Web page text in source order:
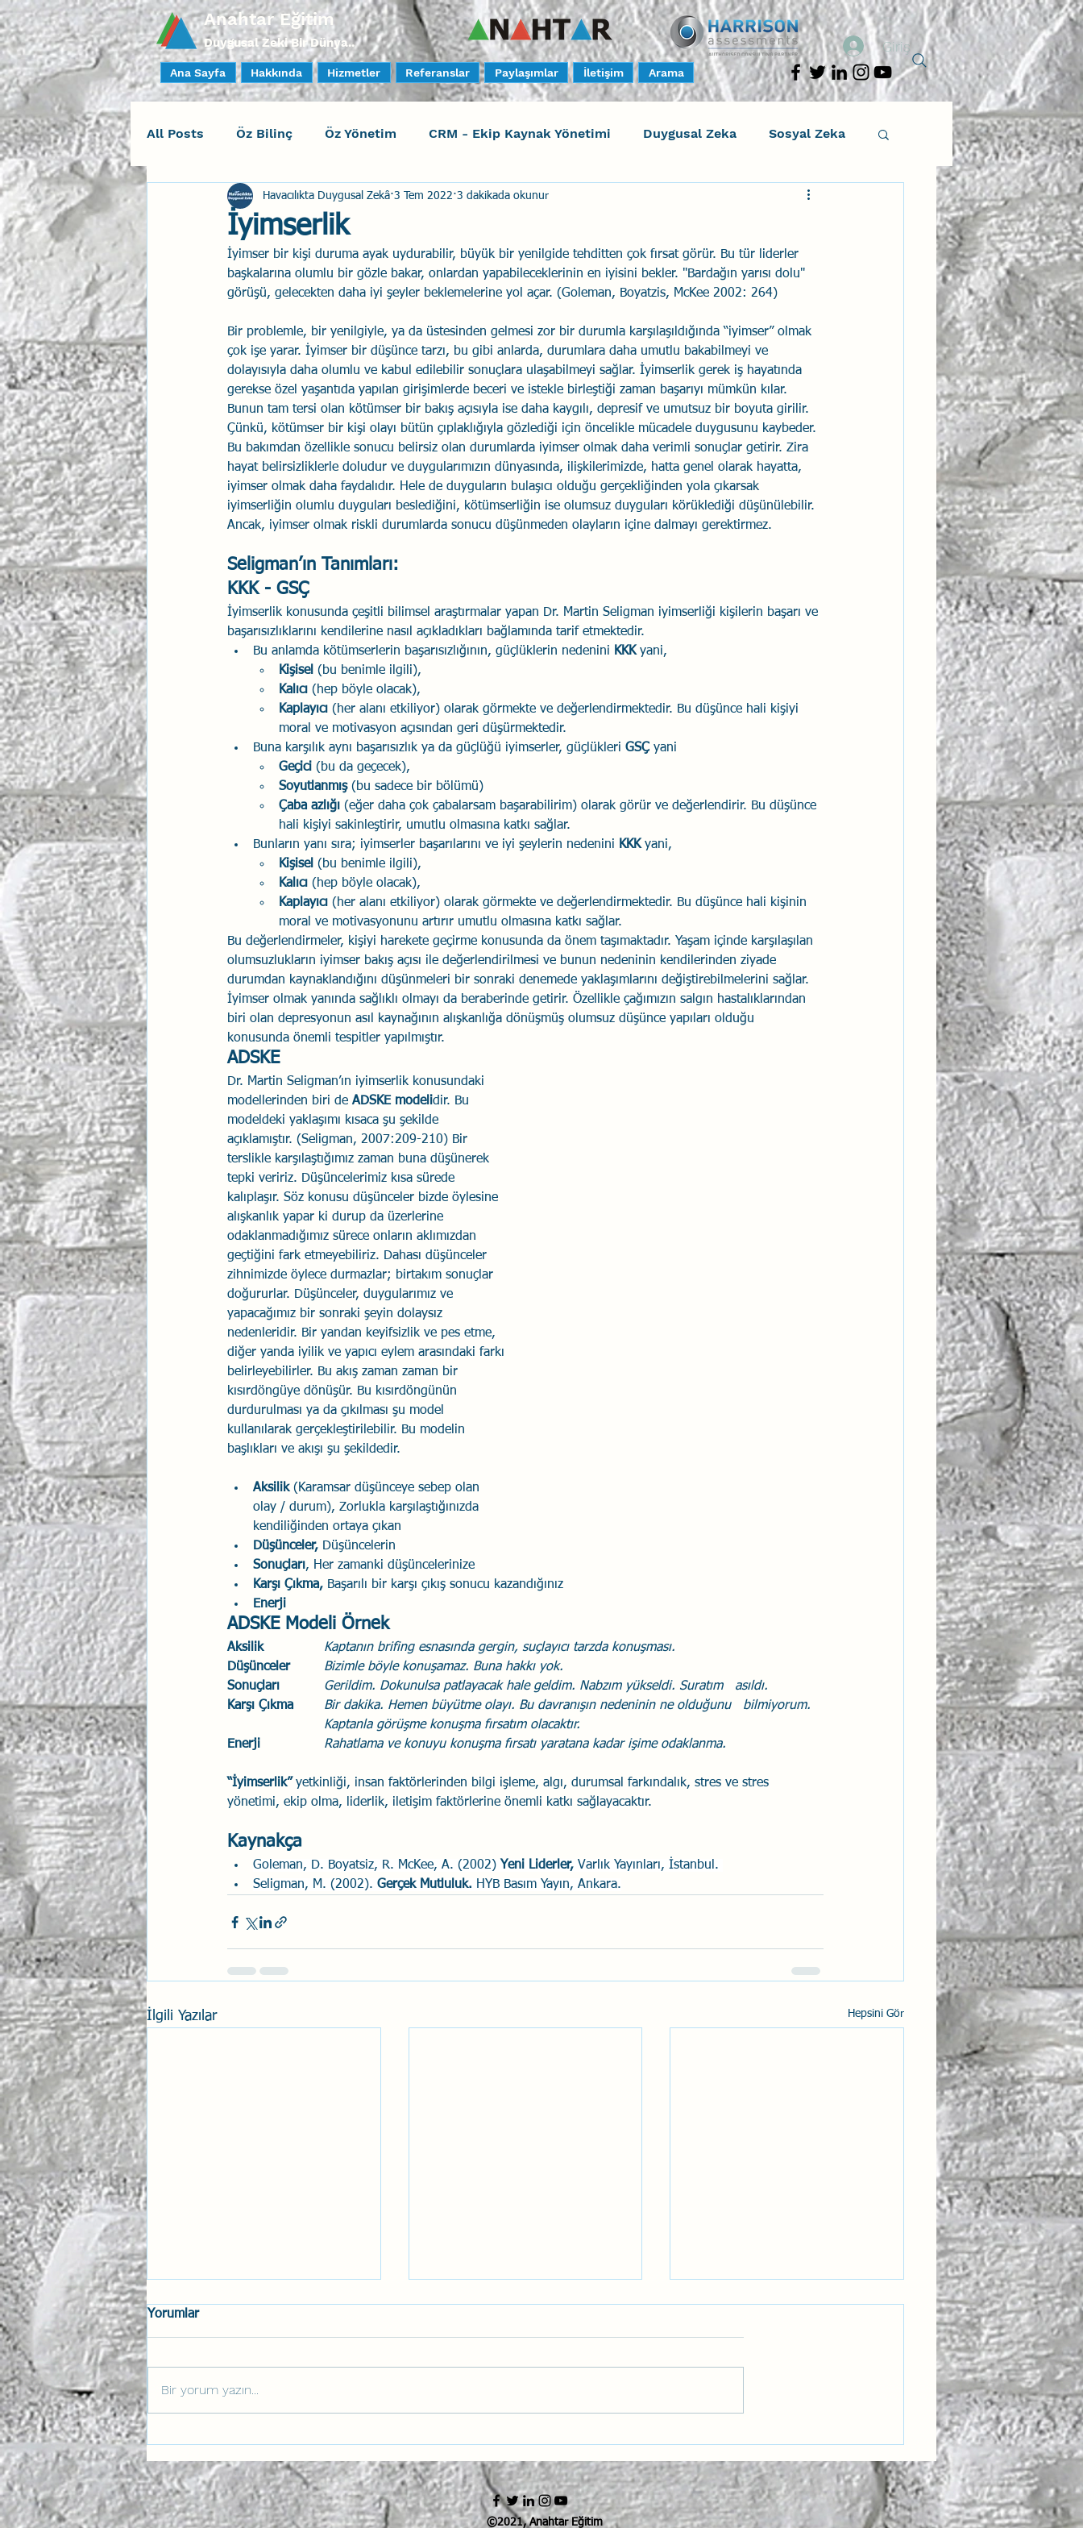
Anahtar Eğitim
Duygusal Zeki Bir Dünya..
Ana Sayfa Hakkında Hizmetler Referanslar Paylaşımlar İletişim Arama
Giriş
All Posts Öz Bilinç Öz Yönetim CRM - Ekip Kaynak Yönetimi Duygusal Zeka Sosyal Zeka
Sosyal Bilinç İlişki Yönetimi Harrison Assessments
Yaratıcı Drama İnsan Faktörleri - Human Factors Güvenli Davranış Yaratıcı Drama
Duygusal Zeka Koçluğu Uçak Kazaları Sosyal Zekâ Eğiticinin Eğitimi Liderlik
İlişki Yönetimi Sun Tzu Savaş Sanatı Wellbeing İlişki Yönetimi Bağlantısal Bütünsellik
Psikolojik Güvenlik Havacılık Eğitimler Duygusal Zekâ Stres Liderlik
İyimserlik
Havacılıkta Duygusal Zekâ 3 Tem 2022 3 dakikada okunur
İyimser bir kişi duruma ayak uydurabilir, büyük bir yenilgide tehditten çok fırsat görür. Bu tür liderler
baş­kalarına olumlu bir gözle bakar, onlardan yapabilecekleri­nin en iyisini bekler. "Bardağın yarısı dolu"
görüşü, gele­cekten daha iyi şeyler beklemelerine yol açar. (Goleman, Boyatzis, McKee 2002: 264)
Bir problemle, bir yenilgiyle, ya da üstesinden gelmesi zor bir durumla karşılaşıldığında “iyimser” olmak
çok işe yarar. İyimser bir düşünce tarzı, bu gibi anlarda, durumlara daha umutlu bakabilmeyi ve
dolayısıyla daha olumlu ve kabul edilebilir sonuçlara ulaşabilmeyi sağlar. İyimserlik gerek iş hayatında
gerekse özel yaşantıda yapılan girişimlerde beceri ve istekle birleştiği zaman başarıyı mümkün kılar.
Bunun tam tersi olan kötümser bir bakış açısıyla ise daha kaygılı, depresif ve umutsuz bir boyuta girilir.
Çünkü, kötümser bir kişi olayı bütün çıplaklığıyla gözlediği için öncelikle mücadele duygusunu kaybeder.
Bu bakımdan özellikle sonucu belirsiz olan durumlarda iyimser olmak daha verimli sonuçlar getirir. Zira
hayat belirsizliklerle doludur ve duygularımızın dünyasında, ilişkilerimizde, hatta genel olarak hayatta,
iyimser olmak daha faydalıdır. Hele de duyguların bulaşıcı olduğu gerçekliğinden yola çıkarsak
iyimserliğin olumlu duyguları beslediğini, kötümserliğin ise olumsuz duyguları körüklediği düşünülebilir.
Ancak, iyimser olmak riskli durumlarda sonucu düşünmeden olayların içine dalmayı gerektirmez.
Seligman’ın Tanımları:
KKK - GSÇ
İyimserlik konusunda çeşitli bilimsel araştırmalar yapan Dr. Martin Seligman iyimserliği kişilerin başarı ve
başarısızlıklarını kendilerine nasıl açıkladıkları bağlamında tarif etmektedir.
Bu anlamda kötümserlerin başarısızlığının, güçlüklerin nedenini KKK yani,
Kişisel (bu benimle ilgili),
Kalıcı (hep böyle olacak),
Kaplayıcı (her alanı etkiliyor) olarak görmekte ve değerlendirmektedir. Bu düşünce hali kişiyi
moral ve motivasyon açısından geri düşürmektedir.
Buna karşılık aynı başarısızlık ya da güçlüğü iyimserler, güçlükleri GSÇ yani
Geçici (bu da geçecek),
Soyutlanmış (bu sadece bir bölümü)
Çaba azlığı (eğer daha çok çabalarsam başarabilirim) olarak görür ve değerlendirir. Bu düşünce
hali kişiyi sakinleştirir, umutlu olmasına katkı sağlar.
Bunların yanı sıra; iyimserler başarılarını ve iyi şeylerin nedenini KKK yani,
Kişisel (bu benimle ilgili),
Kalıcı (hep böyle olacak),
Kaplayıcı (her alanı etkiliyor) olarak görmekte ve değerlendirmektedir. Bu düşünce hali kişinin
moral ve motivasyonunu artırır umutlu olmasına katkı sağlar.
Bu değerlendirmeler, kişiyi harekete geçirme konusunda da önem taşımaktadır. Yaşam içinde karşılaşılan
olumsuzlukların iyimser bakış açısı ile değerlendirilmesi ve bunun nedeninin kendilerinden ziyade
durumdan kaynaklandığını düşünmeleri bir sonraki denemede yaklaşımlarını değiştirebilmelerini sağlar.
İyimser olmak yanında sağlıklı olmayı da beraberinde getirir. Özellikle çağımızın salgın hastalıklarından
biri olan depresyonun asıl kaynağının alışkanlığa dönüşmüş olumsuz düşünce yapıları olduğu
konusunda önemli tespitler yapılmıştır.
ADSKE
Dr. Martin Seligman’ın iyimserlik konusundaki
modellerinden biri de ADSKE modelidir. Bu
modeldeki yaklaşımı kısaca şu şekilde
açıklamıştır. (Seligman, 2007:209-210) Bir
terslikle karşılaştığımız zaman buna düşünerek
tepki veririz. Düşüncelerimiz kısa sürede
kalıplaşır. Söz konusu düşünceler bizde öylesine
alışkanlık yapar ki durup da üzerlerine
odaklanmadığımız sürece onların aklımızdan
geçtiğini fark etmeyebiliriz. Dahası düşünceler
zihnimizde öylece durmazlar; birtakım sonuçlar
doğururlar. Düşünceler, duygularımız ve
yapacağımız bir sonraki şeyin dolaysız
nedenleridir. Bir yandan keyifsizlik ve pes etme,
diğer yanda iyilik ve yapıcı eylem arasındaki farkı
belirleyebilirler. Bu akış zaman zaman bir
kısırdöngüye dönüşür. Bu kısırdöngünün
durdurulması ya da çıkılması şu model
kullanılarak gerçekleştirilebilir. Bu modelin
başlıkları ve akışı şu şekildedir.
Aksilik (Karamsar düşünceye sebep olan
olay / durum), Zorlukla karşılaştığınızda
kendiliğinden ortaya çıkan
Düşünceler, Düşüncelerin
Sonuçları, Her zamanki düşüncelerinize
Karşı Çıkma, Başarılı bir karşı çıkış sonucu kazandığınız
Enerji
ADSKE Modeli Örnek
Aksilik
Kaptanın brifing esnasında gergin, suçlayıcı tarzda konuşması.
Düşünceler
Bizimle böyle konuşamaz. Buna hakkı yok.
Sonuçları
Gerildim. Dokunulsa patlayacak hale geldim. Nabzım yükseldi. Suratım   asıldı.
Karşı Çıkma
Bir dakika. Hemen büyütme olayı. Bu davranışın nedeninin ne olduğunu   bilmiyorum.
Kaptanla görüşme konuşma fırsatım olacaktır.
Enerji
Rahatlama ve konuyu konuşma fırsatı yaratana kadar işime odaklanma.
“İyimserlik” yetkinliği, insan faktörlerinden bilgi işleme, algı, durumsal farkındalık, stres ve stres
yönetimi, ekip olma, liderlik, iletişim faktörlerine önemli katkı sağlayacaktır.
Kaynakça
Goleman, D. Boyatsiz, R. McKee, A. (2002) Yeni Liderler, Varlık Yayınları, İstanbul.
Seligman, M. (2002). Gerçek Mutluluk. HYB Basım Yayın, Ankara.
İlgili Yazılar Hepsini Gör
ve Geleceği Korumak
Davranış Mimarisine Uçuş
Emniyeti
Yorumlar
Bir yorum yazın...
©2021, Anahtar Eğitim